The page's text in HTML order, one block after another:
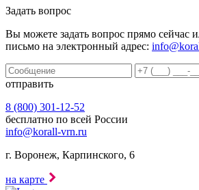
Задать вопрос
Вы можете задать вопрос прямо сейчас
письмо на электронный адрес:
отправить
8 (800) 301-12-52
бесплатно по всей России
info@korall-vrn.ru
г. Воронеж, Карпинского, 6
на карте